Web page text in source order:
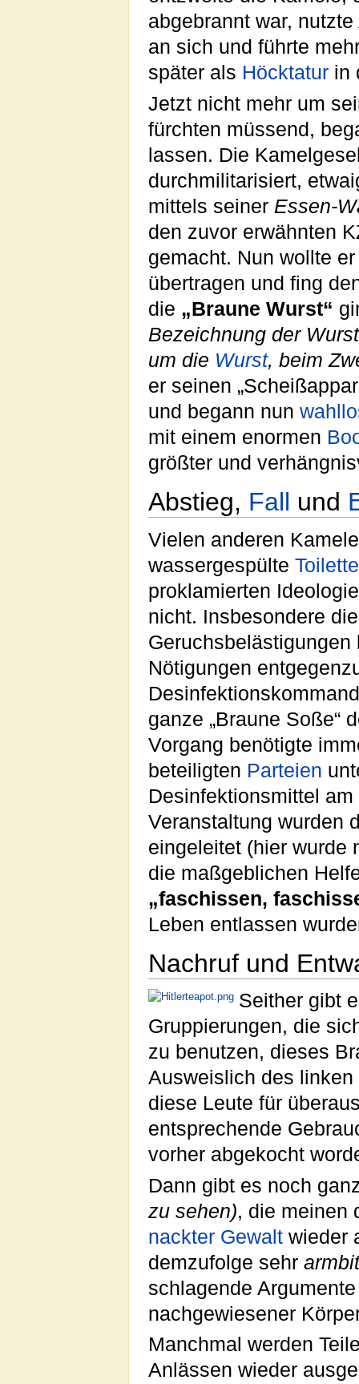
abgebrannt war,
an sich und führte
später als Höcktatur in
Jetzt nicht mehr um
fürchten müssend,
lassen. Die
durchmilitarisiert,
mittels seiner Essen-
den zuvor erwähnten
gemacht. Nun wollte
übertragen und fing
die „Braune Wurst“
Bezeichnung der
um die Wurst, beim
er seinen
und begann nun
mit einem enormen
größter und
Abstieg, Fall und
Vielen anderen
wassergespülte
proklamierten
nicht. Insbesondere
Nötigungen
ganze „Braune Soße“
Vorgang benötigte
beteiligten Parteien
Desinfektionsmittel am
Veranstaltung wurden
eingeleitet (hier wurde
die maßgeblichen
„faschissen,
Leben entlassen
Nachruf und
Seither gibt
Gruppierungen, die
zu benutzen, dieses
Ausweislich des
diese Leute für
entsprechende
vorher abgekocht
Dann gibt es noch
zu sehen), die meinen
nackter Gewalt wieder
demzufolge sehr
schlagende
nachgewiesener
Manchmal werden
Anlässen wieder